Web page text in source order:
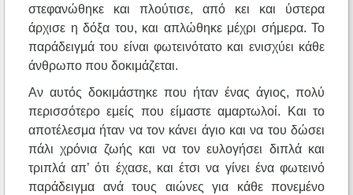
στεφανώθηκε και πλούτισε, από κει και ύστερα
άρχισε η δόξα του, και απλώθηκε μέχρι σήμερα. Το
παράδειγμά του είναι φωτεινότατο και ενισχύει κάθε
άνθρωπο που δοκιμάζεται.
Αν αυτός δοκιμάστηκε που ήταν ένας άγιος, πολύ
περισσότερο εμείς που είμαστε αμαρτωλοί. Και το
αποτέλεσμα ήταν να τον κάνει άγιο και να του δώσει
πάλι χρόνια ζωής και να τον ευλογήσει διπλά και
τριπλά απ’ ότι έχασε, και έτσι να γίνει ένα φωτεινό
παράδειγμα ανά τους αιώνες για κάθε πονεμένο